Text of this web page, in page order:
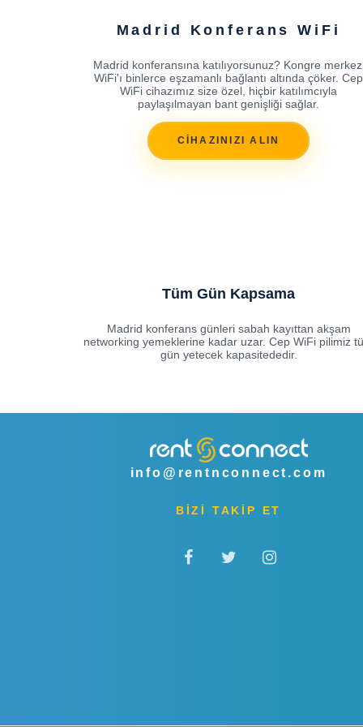
Madrid Konferans WiFi
Madrid konferansına katılıyorsunuz? Kongre
WiFi'ı binlerce eşzamanlı bağlantı altında çöker. Cep
WiFi cihazımız size özel, hiçbir katılımcıyla
paylaşılmayan bant genişliği sağlar.
CİHAZINIZI ALIN
Tüm Gün Kapsama
Madrid konferans günleri sabah kayıttan akşam
networking yemeklerine kadar uzar. Cep WiFi pilimiz
gün yetecek kapasitededir.
info@rentnconnect.com
BİZİ TAKİP ET